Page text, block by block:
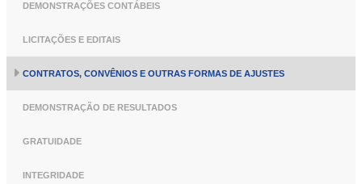
DEMONSTRAÇÕES CONTÁBEIS
LICITAÇÕES E EDITAIS
CONTRATOS, CONVÊNIOS E OUTRAS FORMAS DE AJUSTES
DEMONSTRAÇÃO DE RESULTADOS
GRATUIDADE
INTEGRIDADE